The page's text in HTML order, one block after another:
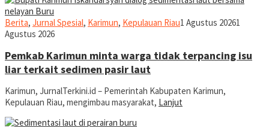
Berita, Jurnal Spesial, Karimun, Kepulauan Riaujurnal
1 Agustus 20261
Agustus 2026
Pemkab Karimun minta warga tidak terpancing isu
liar terkait sedimen pasir laut
Karimun, JurnalTerkini.id – Pemerintah Kabupaten Karimun,
Kepulauan Riau, mengimbau masyarakat, Lanjut